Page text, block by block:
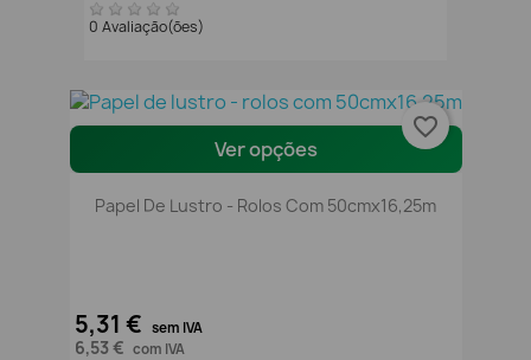
0 Avaliação(ões)
Ver opções
Papel De Lustro - Rolos Com 50cmx16,25m
5,31 € sem IVA
6,53 € com IVA
favorite_border